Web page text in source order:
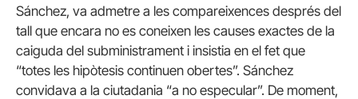
Sánchez, va admetre a les compareixences després del
tall que encara no es coneixen les causes exactes de la
caiguda del subministrament i insistia en el fet que
“totes les hipòtesis continuen obertes”. Sánchez
convidava a la ciutadania “a no especular”. De moment,